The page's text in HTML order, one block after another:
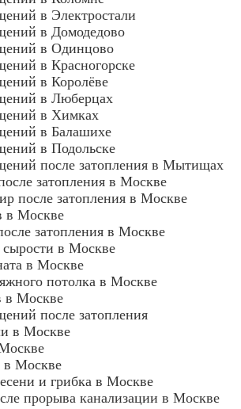
в Электростали
в Домодедово
в Одинцово
в Красногорске
в Королёве
в Люберцах
в Химках
в Балашихе
в Подольске
после затопления в Мытищах
затопления в Москве
после затопления в Москве
в Москве
затопления в Москве
сырости в Москве
в Москве
потолка в Москве
в Москве
после затопления
в Москве
в Москве
и грибка в Москве
прорыва канализации в Москве